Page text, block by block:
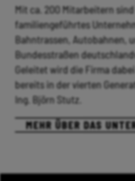
Mit ca. 200 Mitarbeitern
familiengeführtes
Bahntrassen, Autobahnen,
Bundesstraßen
Geleitet wird die Firma
bereits in der vierten
Ing. Björn Stutz.
MEHR ÜBER DAS